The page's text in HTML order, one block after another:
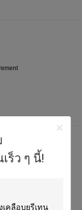
ร็ว ๆ นี้!
film .outer packing is
deposit